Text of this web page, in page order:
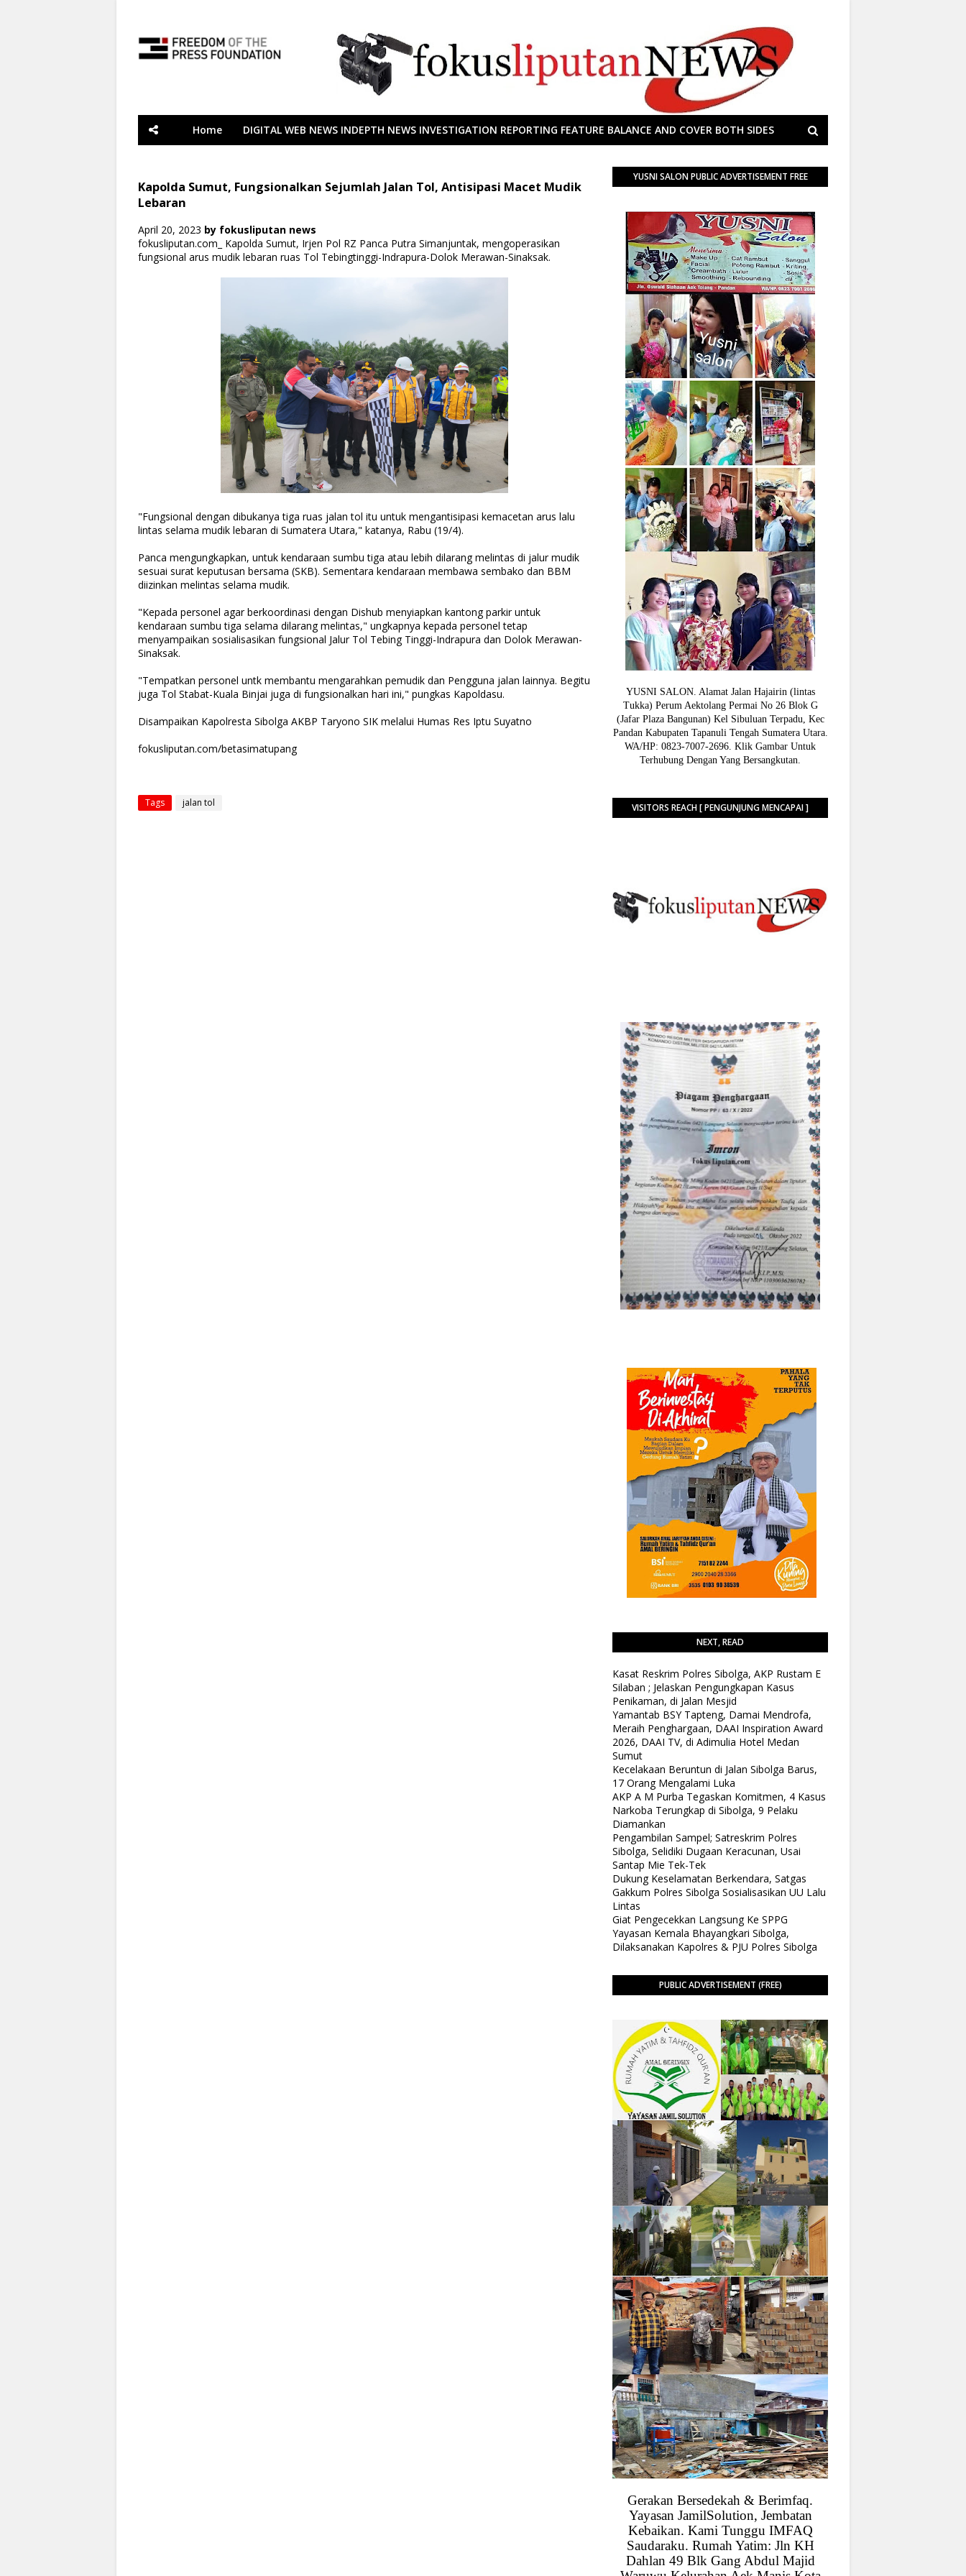
Home DIGITAL WEB NEWS INDEPTH NEWS INVESTIGATION REPORTING FEATURE BALANCE AND COVER BOTH SIDES
Kapolda Sumut, Fungsionalkan Sejumlah Jalan Tol, Antisipasi Macet Mudik
Lebaran
April 20, 2023 by fokusliputan news
fokusliputan.com_ Kapolda Sumut, Irjen Pol RZ Panca Putra Simanjuntak, mengoperasikan
fungsional arus mudik lebaran ruas Tol Tebingtinggi-Indrapura-Dolok Merawan-Sinaksak.
"Fungsional dengan dibukanya tiga ruas jalan tol itu untuk mengantisipasi kemacetan arus lalu
lintas selama mudik lebaran di Sumatera Utara," katanya, Rabu (19/4).
Panca mengungkapkan, untuk kendaraan sumbu tiga atau lebih dilarang melintas di jalur mudik
sesuai surat keputusan bersama (SKB). Sementara kendaraan membawa sembako dan BBM
diizinkan melintas selama mudik.
"Kepada personel agar berkoordinasi dengan Dishub menyiapkan kantong parkir untuk
kendaraan sumbu tiga selama dilarang melintas," ungkapnya kepada personel tetap
menyampaikan sosialisasikan fungsional Jalur Tol Tebing Tinggi-Indrapura dan Dolok Merawan-
Sinaksak.
"Tempatkan personel untk membantu mengarahkan pemudik dan Pengguna jalan lainnya. Begitu
juga Tol Stabat-Kuala Binjai juga di fungsionalkan hari ini," pungkas Kapoldasu.
Disampaikan Kapolresta Sibolga AKBP Taryono SIK melalui Humas Res Iptu Suyatno
fokusliputan.com/betasimatupang
Tags jalan tol
YUSNI SALON PUBLIC ADVERTISEMENT FREE
YUSNI SALON. Alamat Jalan Hajairin (lintas
Tukka) Perum Aektolang Permai No 26 Blok G
(Jafar Plaza Bangunan) Kel Sibuluan Terpadu, Kec
Pandan Kabupaten Tapanuli Tengah Sumatera Utara.
WA/HP: 0823-7007-2696. Klik Gambar Untuk
Terhubung Dengan Yang Bersangkutan.
VISITORS REACH [ PENGUNJUNG MENCAPAI ]
NEXT, READ
Kasat Reskrim Polres Sibolga, AKP Rustam E
Silaban ; Jelaskan Pengungkapan Kasus
Penikaman, di Jalan Mesjid
Yamantab BSY Tapteng, Damai Mendrofa,
Meraih Penghargaan, DAAI Inspiration Award
2026, DAAI TV, di Adimulia Hotel Medan
Sumut
Kecelakaan Beruntun di Jalan Sibolga Barus,
17 Orang Mengalami Luka
AKP A M Purba Tegaskan Komitmen, 4 Kasus
Narkoba Terungkap di Sibolga, 9 Pelaku
Diamankan
Pengambilan Sampel; Satreskrim Polres
Sibolga, Selidiki Dugaan Keracunan, Usai
Santap Mie Tek-Tek
Dukung Keselamatan Berkendara, Satgas
Gakkum Polres Sibolga Sosialisasikan UU Lalu
Lintas
Giat Pengecekkan Langsung Ke SPPG
Yayasan Kemala Bhayangkari Sibolga,
Dilaksanakan Kapolres & PJU Polres Sibolga
PUBLIC ADVERTISEMENT (FREE)
Gerakan Bersedekah & Berimfaq.
Yayasan JamilSolution, Jembatan
Kebaikan. Kami Tunggu IMFAQ
Saudaraku. Rumah Yatim: Jln KH
Dahlan 49 Blk Gang Abdul Majid